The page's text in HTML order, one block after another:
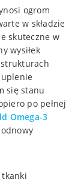
ogrom
w składzie
skuteczne w
wysiłek
się stanu
po pełnej
Omega-3